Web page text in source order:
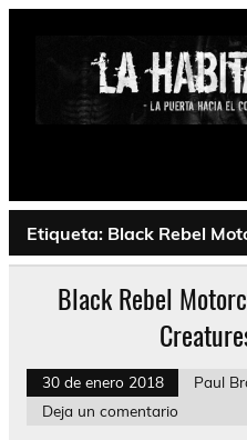
Saltar
Psychedelic, Stoner,
Etiqueta: Black Rebel
Black Rebel
30 de enero 2018
Paul
Deja un comentario